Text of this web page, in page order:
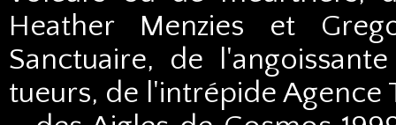
Heather Menzies et
Sanctuaire, de
tueurs, de l'intrépide Agence